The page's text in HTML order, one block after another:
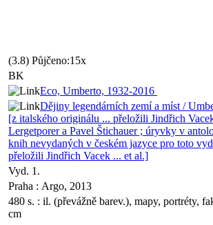
(3.8) Půjčeno:15x
BK
Eco, Umberto, 1932-2016
Dějiny legendárních zemí a míst /
[z italského originálu ... přeložili Jindřich
Lergetporer a Pavel Štichauer ; úryvky v
knih nevydaných v českém jazyce pro toto
přeložili Jindřich Vacek ... et al.]
Vyd. 1.
Praha : Argo, 2013
480 s. : il. (převážně barev.), mapy, portréty,
cm